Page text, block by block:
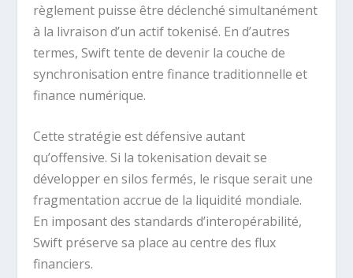
règlement puisse être déclenché simultanément
à la livraison d’un actif tokenisé. En d’autres
termes, Swift tente de devenir la couche de
synchronisation entre finance traditionnelle et
finance numérique.
Cette stratégie est défensive autant
qu’offensive. Si la tokenisation devait se
développer en silos fermés, le risque serait une
fragmentation accrue de la liquidité mondiale.
En imposant des standards d’interopérabilité,
Swift préserve sa place au centre des flux
financiers.